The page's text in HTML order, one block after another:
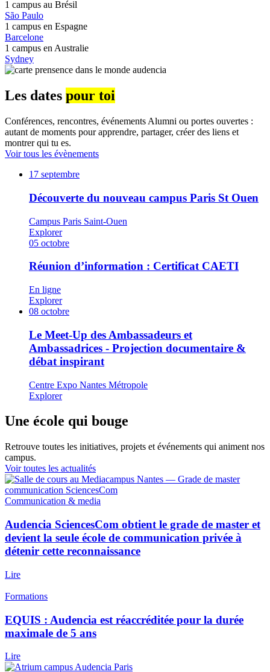
1 campus au Brésil
São Paulo
1 campus en Espagne
Barcelone
1 campus enAustralie
Sydney
Les dates pour toi
Conférences, rencontres, événements Alumni ou portes ouvertes :
autant de moments pour apprendre, partager, créer des liens et
montrer qui tu es.
Voir tous les évènements
17 septembre
Découverte du nouveau campus Paris St Ouen
Campus Paris Saint-Ouen
Explorer
05 octobre
Réunion d’information : Certificat CAETI
En ligne
Explorer
08 octobre
Le Meet-Up des Ambassadeurs et
Ambassadrices - Projection documentaire &
débat inspirant
Centre Expo Nantes Métropole
Explorer
Une école qui bouge
Retrouve toutes les initiatives, projets et événements qui animent nos
campus.
Voir toutes les actualités
Communication & media
Audencia SciencesCom obtient le grade de master et
devient la seule école de communication privée à
détenir cette reconnaissance
Lire
Formations
EQUIS : Audencia est réaccréditée pour la durée
maximale de 5 ans
Lire